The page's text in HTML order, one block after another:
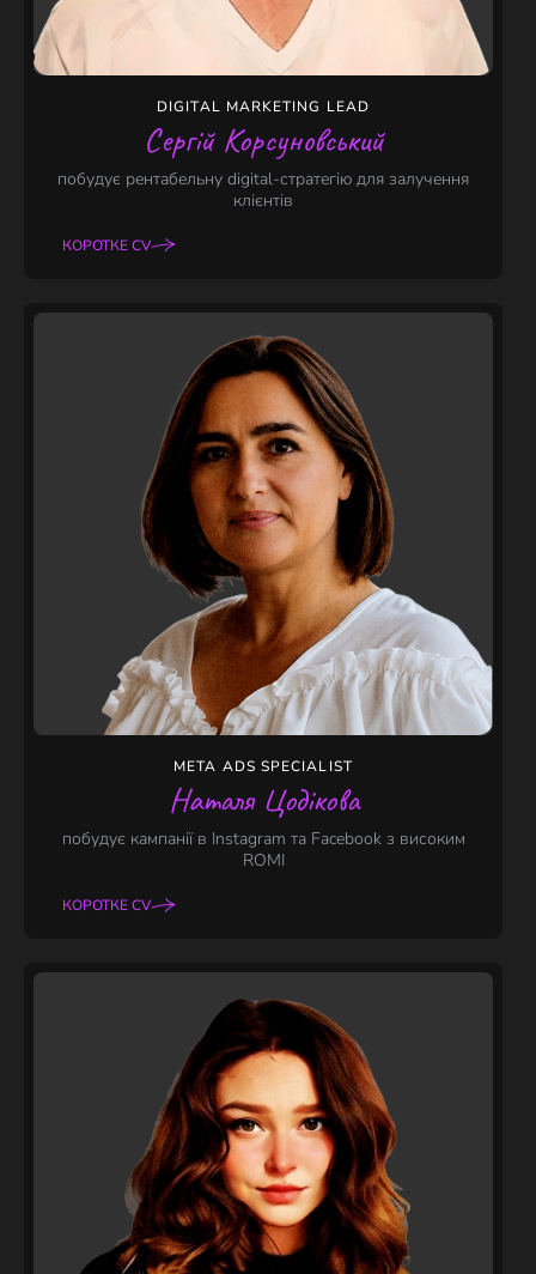
DIGITAL MARKETING LEAD
Сергій Корсуновський
побудує рентабельну digital-стратегію для залучення
клієнтів
КОРОТКЕ CV
META ADS SPECIALIST
Наталя Цодікова
побудує кампанії в Instagram та Facebook з високим
ROMI
КОРОТКЕ CV